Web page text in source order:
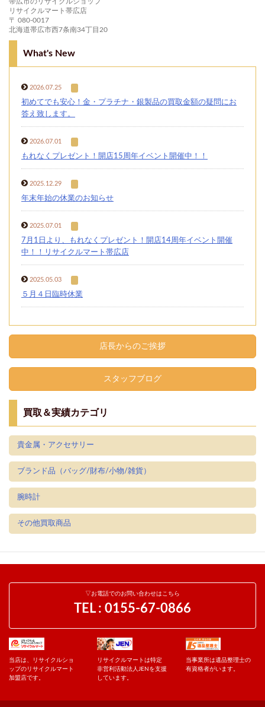
リサイクルマート帯広店
〒 080-0017
北海道帯広市西7条南34丁目20
What's New
2026.07.25
初めてでも安心！金・プラチナ・銀製品の買取金額の疑問にお
答え致します。
2026.07.01
もれなくプレゼント！開店15周年イベント開催中！！
2025.12.29
年末年始の休業のお知らせ
2025.07.01
7月1日より、もれなくプレゼント！開店14周年イベント開催
中！！リサイクルマート帯広店
2025.05.03
５月４日臨時休業
店長からのご挨拶
スタッフブログ
買取＆実績カテゴリ
貴金属・アクセサリー
ブランド品（バッグ/財布/小物/雑貨）
腕時計
その他買取商品
▽お電話でのお問い合わせはこちら
TEL : 0155-67-0866
当店は、リサイクルショ
ップのリサイクルマート
加盟店です。
リサイクルマートは特定
非営利活動法人JENを支援
しています。
当事業所は遺品整理士の
有資格者がいます。